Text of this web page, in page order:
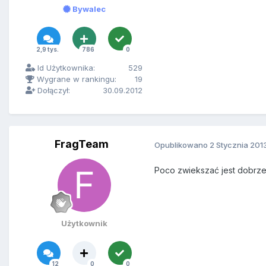
Bywalec
2,9 tys. 786 0
Id Użytkownika:
529
Wygrane w rankingu:
19
Dołączył:
30.09.2012
FragTeam
Użytkownik
12 0 0
Opublikowano 2 Stycznia
Poco zwiekszać jest dobrze